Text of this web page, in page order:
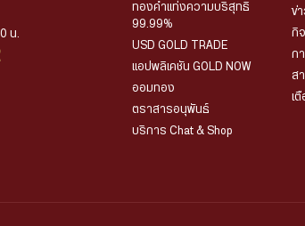
น.
ทองคำแท่งความบริสุทธิ์
99.99%
USD GOLD TRADE
แอปพลิเคชัน GOLD NOW
ออมทอง
ตราสารอนุพันธ์
บริการ Chat & Shop
ข่
กิ
ก
ส
เ